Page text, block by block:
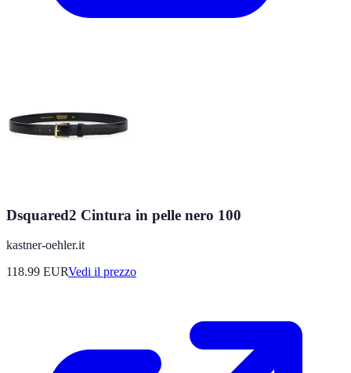
Dsquared2 Cintura in pelle nero 100
kastner-oehler.it
118.99 EURVedi il prezzo